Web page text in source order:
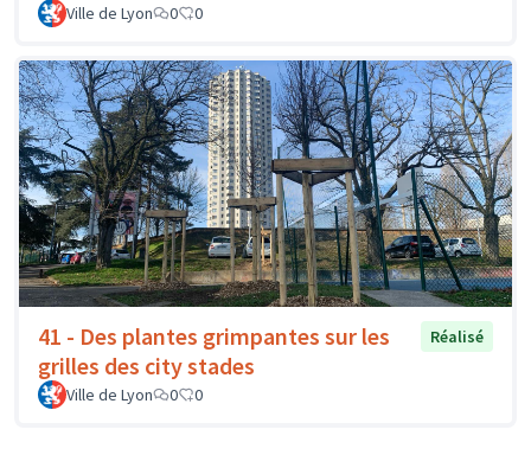
Ville de Lyon 0 0
41 - Des plantes grimpantes sur les
grilles des city stades
Réalisé
Ville de Lyon 0 0